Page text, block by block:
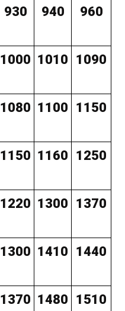
930 940 960
1000 1010 1090
1080 1100 1150
1150 1160 1250
1220 1300 1370
1300 1410 1440
1370 1480 1510